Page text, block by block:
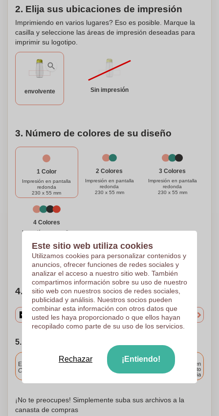
2. Elija sus ubicaciones de impresión
Imprimiendo en varios lugares? Eso es posible. Marque la
casilla y seleccione las áreas de impresión deseadas para
imprimir su logotipo.
envolvente Sin impresión
3. Número de colores de su diseño
1 Color
Impresión en pantalla
redonda
230 x 55 mm
2 Colores
Impresión en pantalla
redonda
230 x 55 mm
3 Colores
Impresión en pantalla
redonda
230 x 55 mm
4 Colores
Impresión en pantalla
230 x 55 mm
¿Necesitas ayuda?Ayúdame a elegir
4. Elige tu cantidad
5. Elija su fecha de envío
Incluido
Entrega estándar
Cargue y apruebe sus archivos antes de las 9.30 a.m.
Entrega en
cualquier punto
de España
¡No te preocupes! Simplemente suba sus archivos a la
canasta de compras
Este sitio web utiliza cookies
Utilizamos cookies para personalizar contenidos y
anuncios, ofrecer funciones de redes sociales y
analizar el acceso a nuestro sitio web. También
compartimos información sobre su uso de nuestro
sitio web con nuestros socios de redes sociales,
publicidad y análisis. Nuestros socios pueden
combinar esta información con otros datos que
usted les haya proporcionado o que ellos hayan
recopilado como parte de su uso de los servicios.
Rechazar ¡Entiendo!